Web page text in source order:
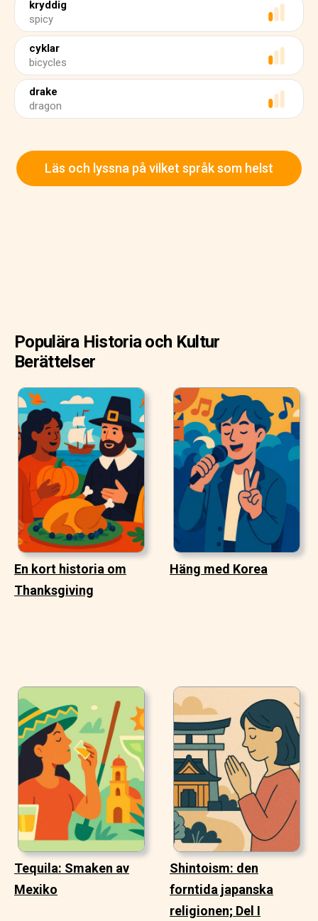
kryddig
spicy
cyklar
bicycles
drake
dragon
Läs och lyssna på vilket språk som helst
Populära Historia och Kultur
Berättelser
En kort historia om
Thanksgiving
Häng med Korea
Tequila: Smaken av
Mexiko
Shintoism: den
forntida japanska
religionen; Del I